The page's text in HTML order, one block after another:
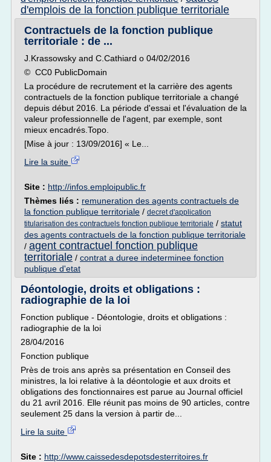
d'emplois de la fonction publique territoriale
Contractuels de la fonction publique
territoriale : de ...
J.Krassowsky and C.Cathiard o 04/02/2016
© CC0 PublicDomain
La procédure de recrutement et la carrière des agents
contractuels de la fonction publique territoriale a changé
depuis début 2016. La période d'essai et l'évaluation de la
valeur professionnelle de l'agent, par exemple, sont
mieux encadrés.Topo.
[Mise à jour : 13/09/2016] « Le...
Lire la suite
Site : http://infos.emploipublic.fr
Thèmes liés : remuneration des agents contractuels de
la fonction publique territoriale / decret d'application
titularisation des contractuels fonction publique territoriale / statut
des agents contractuels de la fonction publique territoriale
/ agent contractuel fonction publique
territoriale / contrat a duree indeterminee fonction
publique d'etat
Déontologie, droits et obligations :
radiographie de la loi
Fonction publique - Déontologie, droits et obligations :
radiographie de la loi
28/04/2016
Fonction publique
Près de trois ans après sa présentation en Conseil des
ministres, la loi relative à la déontologie et aux droits et
obligations des fonctionnaires est parue au Journal officiel
du 21 avril 2016. Elle réunit pas moins de 90 articles, contre
seulement 25 dans la version à partir de...
Lire la suite
Site : http://www.caissedesdepotsdesterritoires.fr